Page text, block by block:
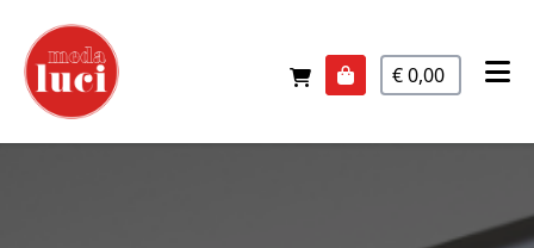
€ 0,00